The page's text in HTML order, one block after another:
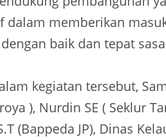
dalam memberikan
baik dan tepat
kegiatan tersebut,
), Nurdin SE ( Seklur
(Bappeda JP), Dinas